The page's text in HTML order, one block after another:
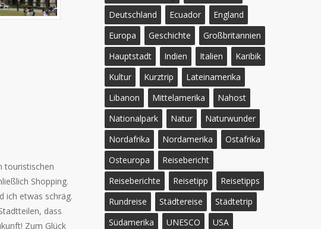
touristischen
Shopping.
ich etwas schräg.
dass
Zum Glück
Deutschland
Ecuador
England
Europa
Geschichte
Großbritannien
Hauptstadt
Indien Italien
Karibik
Kultur
Kurztrip
Lateinamerika
Libanon
Mittelamerika
Nahost
Nationalpark
Natur
Naturwunder
Nordafrika
Nordamerika
Ostafrika
Osteuropa
Reisebericht
Reiseberichte
Reisetipp
Reisetipps
Rundreise
Städtereise
Städtetrip
Südamerika
UNESCO
USA